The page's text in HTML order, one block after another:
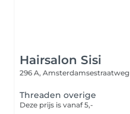
Hairsalon Sisi
296 A, Amsterdamsestraatweg
Threaden overige
Deze prijs is vanaf 5,-